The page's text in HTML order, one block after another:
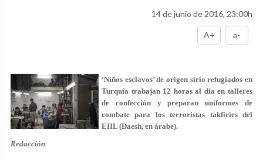
14 de junio de 2016, 23:00h
A+ a-
‘Niños esclavos’ de origen sirio refugiados en
Turquía trabajan 12 horas al día en talleres
de confección y preparan uniformes de
combate para los terroristas takfiríes del
EIIL (Daesh, en árabe).
Redacción